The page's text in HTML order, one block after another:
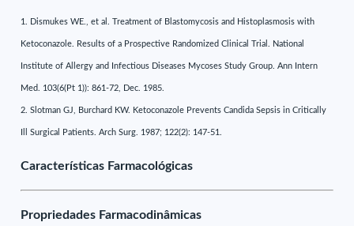
1. Dismukes WE., et al. Treatment of Blastomycosis and Histoplasmosis with
Ketoconazole. Results of a Prospective Randomized Clinical Trial. National
Institute of Allergy and Infectious Diseases Mycoses Study Group. Ann Intern
Med. 103(6(Pt 1)): 861-72, Dec. 1985.
2. Slotman GJ, Burchard KW. Ketoconazole Prevents Candida Sepsis in Critically
Ill Surgical Patients. Arch Surg. 1987; 122(2): 147-51.
Características Farmacológicas
Propriedades Farmacodinâmicas